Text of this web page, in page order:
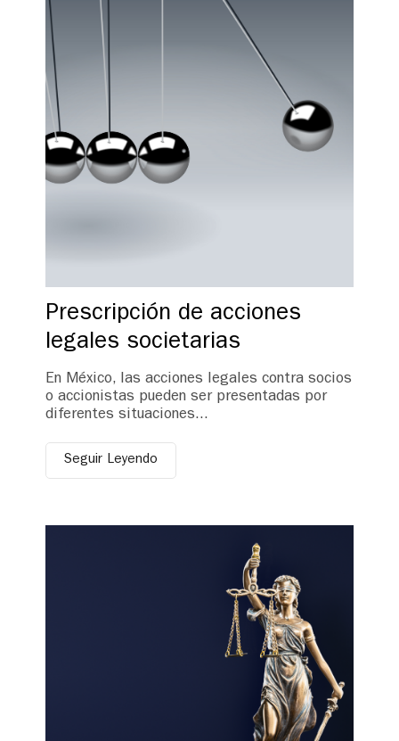
Prescripción de acciones
legales societarias
En México, las acciones legales contra socios
o accionistas pueden ser presentadas por
diferentes situaciones...
Seguir Leyendo